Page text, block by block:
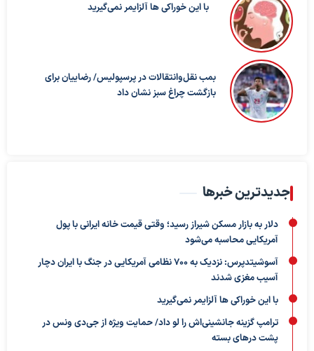
با این خوراکی ها آلزایمر نمی‌گیرید
بمب نقل‌وانتقالات در پرسپولیس/ رضاییان برای
بازگشت چراغ سبز نشان داد
جدیدترین خبرها
دلار به بازار مسکن شیراز رسید؛ وقتی قیمت خانه ایرانی با پول
آمریکایی محاسبه می‌شود
آسوشیتدپرس: نزدیک به ۷۰۰ نظامی آمریکایی در جنگ با ایران دچار
آسیب مغزی شدند
با این خوراکی ها آلزایمر نمی‌گیرید
ترامپ گزینه جانشینی‌اش را لو داد/ حمایت ویژه از جی‌دی ونس در
پشت درهای بسته